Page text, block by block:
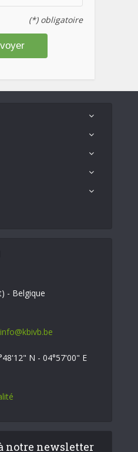
(*) obligatoire
- Belgique
info@kbivb.be
N - 04°57'00" E
notre newsletter